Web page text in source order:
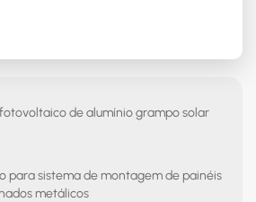
de alumínio grampo solar
para sistema de montagem de painéis
metálicos